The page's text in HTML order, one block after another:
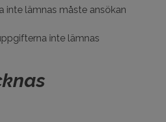
inte lämnas måste ansökan
inte lämnas